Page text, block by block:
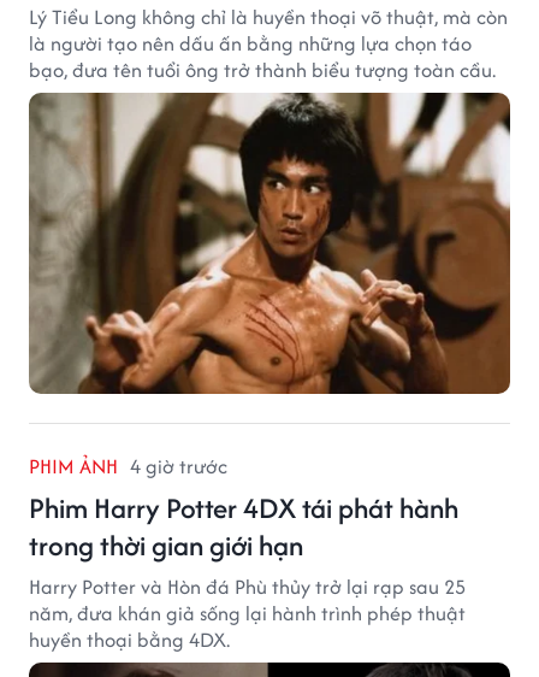
Lý Tiểu Long không chỉ là huyền thoại võ thuật, mà còn
là người tạo nên dấu ấn bằng những lựa chọn táo
bạo, đưa tên tuổi ông trở thành biểu tượng toàn cầu.
PHIM ẢNH 4 giờ trước
Phim Harry Potter 4DX tái phát hành
trong thời gian giới hạn
Harry Potter và Hòn đá Phù thủy trở lại rạp sau 25
năm, đưa khán giả sống lại hành trình phép thuật
huyền thoại bằng 4DX.